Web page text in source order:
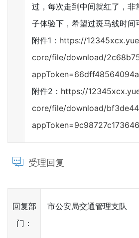
过，每次走到中间就红了，
子体验下，希望过斑马线时间
附件1： https://
core/file/download/
附件2： https://
core/file/download/
受理回复
回复部
门：
市公安局交通管理支队